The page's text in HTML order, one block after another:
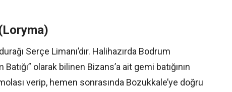
Serçe Limanı’dır. Halihazırda Bodrum
olarak bilinen Bizans’a ait gemi batığının
verip, hemen sonrasında Bozukkale’ye doğru